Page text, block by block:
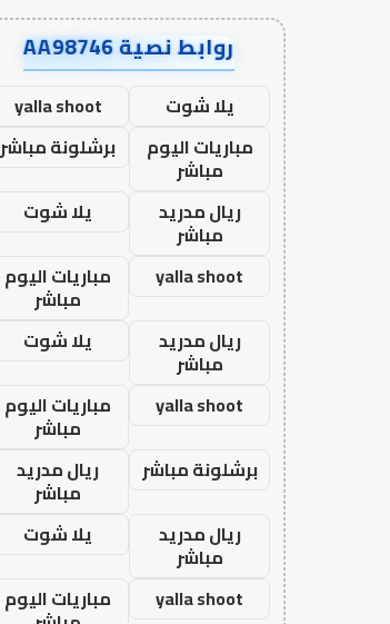
روابط نصية AA98746
يلا شوت
yalla shoot
مباريات اليوم
مباشر
برشلونة مباشر
ريال مدريد
مباشر
يلا شوت
yalla shoot
مباريات اليوم
مباشر
ريال مدريد
مباشر
يلا شوت
yalla shoot
مباريات اليوم
مباشر
برشلونة مباشر
ريال مدريد
مباشر
ريال مدريد
مباشر
يلا شوت
yalla shoot
مباريات اليوم